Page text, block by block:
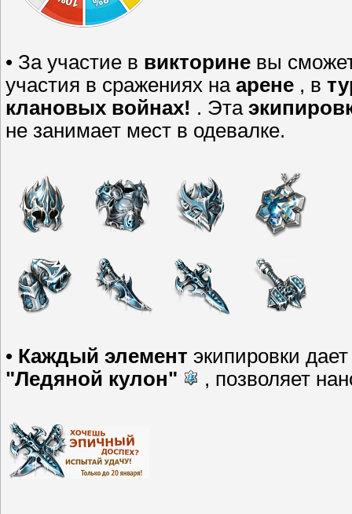
• За участие в викторине вы
участия в сражениях на арене , в
клановых войнах! . Эта
не занимает мест в одевалке.
• Каждый элемент экипировки
"Ледяной кулон"
, позволяет